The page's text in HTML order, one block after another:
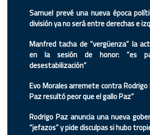
Samuel prevé una nueva época
división ya no será entre derechas e
Manfred tacha de “vergüenza” la
en la sesión de honor: “es
desestabilización”
Evo Morales arremete contra Rodrigo
Paz resultó peor que el gallo Paz”
Rodrigo Paz anuncia una nueva
“jefazos” y pide disculpas si hubo